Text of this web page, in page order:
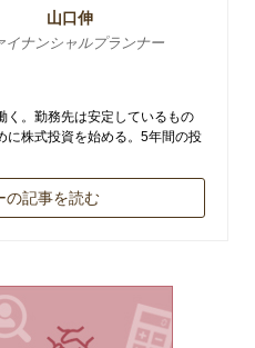
山口伸
イナンシャルプランナー
く。勤務先は安定しているもの
に株式投資を始める。5年間の投
の記事を読む